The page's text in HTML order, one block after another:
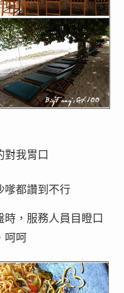
對我胃口
嗲都讚到不行
，服務人員目瞪口
呵呵